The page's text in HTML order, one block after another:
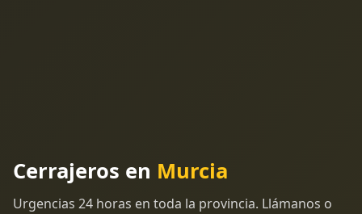
Cerrajeros en Murcia
Urgencias 24 horas en toda la provincia. Llámanos o